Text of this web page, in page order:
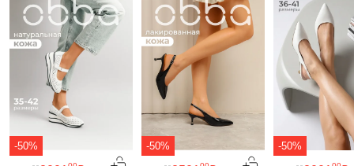
-50% -50% -50%